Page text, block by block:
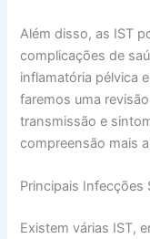
Além disso, as IST
complicações de
inflamatória pélvica
faremos uma
transmissão e
compreensão mais
Principais Infecções
Existem várias IST,